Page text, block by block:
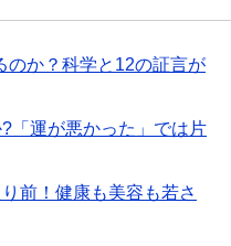
のか？科学と12の証言が
「運が悪かった」では片
前！健康も美容も若さ